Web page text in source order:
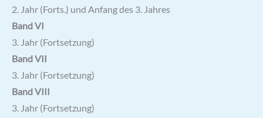
2. Jahr (Forts.) und Anfang des 3. Jahres
Band VI
3. Jahr (Fortsetzung)
Band VII
3. Jahr (Fortsetzung)
Band VIII
3. Jahr (Fortsetzung)